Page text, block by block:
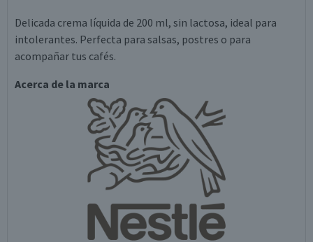
Delicada crema líquida de 200 ml, sin lactosa, ideal para
intolerantes. Perfecta para salsas, postres o para
acompañar tus cafés.
Acerca de la marca